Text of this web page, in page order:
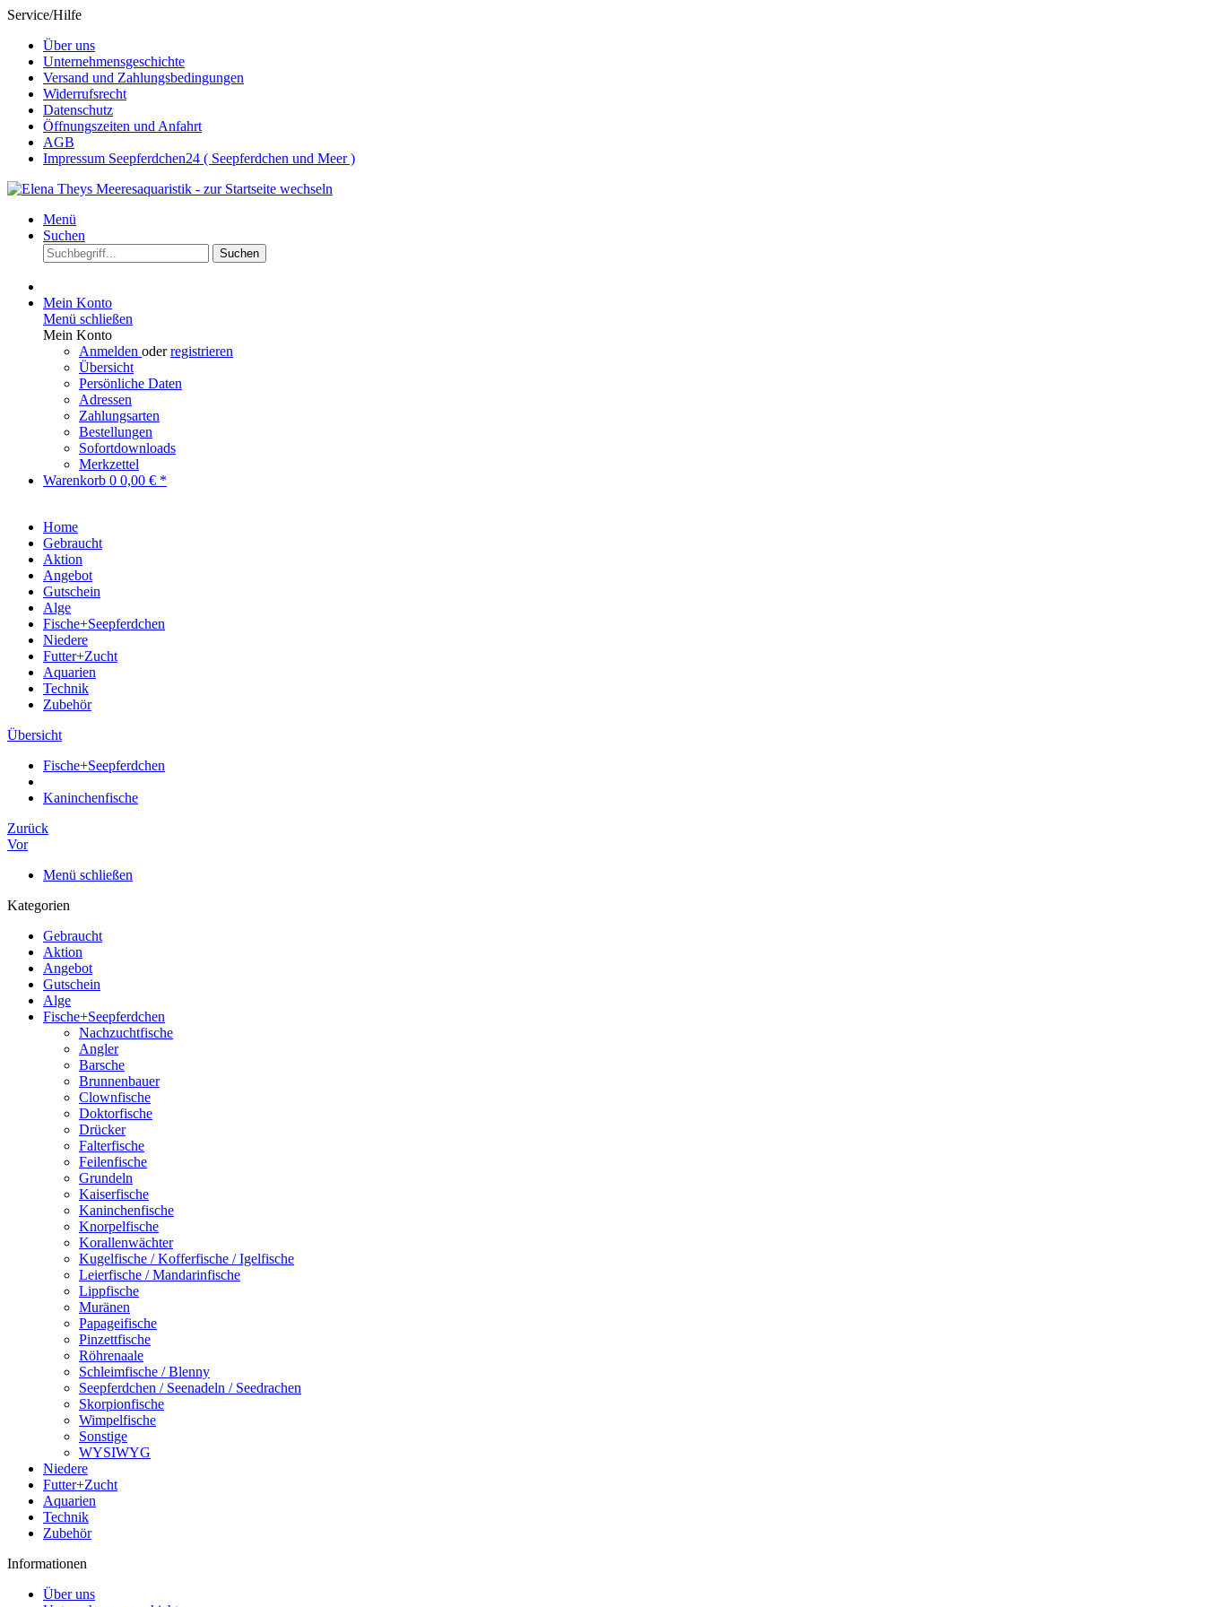
Service/Hilfe
Über uns
Unternehmensgeschichte
Versand und Zahlungsbedingungen
Widerrufsrecht
Datenschutz
Öffnungszeiten und Anfahrt
AGB
Impressum Seepferdchen24 ( Seepferdchen und Meer )
Menü
Suchen
Suchen
Mein Konto
Menü schließen
Mein Konto
Anmelden oderregistrieren
Übersicht
Persönliche Daten
Adressen
Zahlungsarten
Bestellungen
Sofortdownloads
Merkzettel
Warenkorb 0 0,00 € *
Home
Gebraucht
Aktion
Angebot
Gutschein
Alge
Fische+Seepferdchen
Niedere
Futter+Zucht
Aquarien
Technik
Zubehör
Übersicht
Fische+Seepferdchen
Kaninchenfische
Zurück
Vor
Menü schließen
Kategorien
Gebraucht
Aktion
Angebot
Gutschein
Alge
Fische+Seepferdchen
Nachzuchtfische
Angler
Barsche
Brunnenbauer
Clownfische
Doktorfische
Drücker
Falterfische
Feilenfische
Grundeln
Kaiserfische
Kaninchenfische
Knorpelfische
Korallenwächter
Kugelfische / Kofferfische / Igelfische
Leierfische / Mandarinfische
Lippfische
Muränen
Papageifische
Pinzettfische
Röhrenaale
Schleimfische / Blenny
Seepferdchen / Seenadeln / Seedrachen
Skorpionfische
Wimpelfische
Sonstige
WYSIWYG
Niedere
Futter+Zucht
Aquarien
Technik
Zubehör
Informationen
Über uns